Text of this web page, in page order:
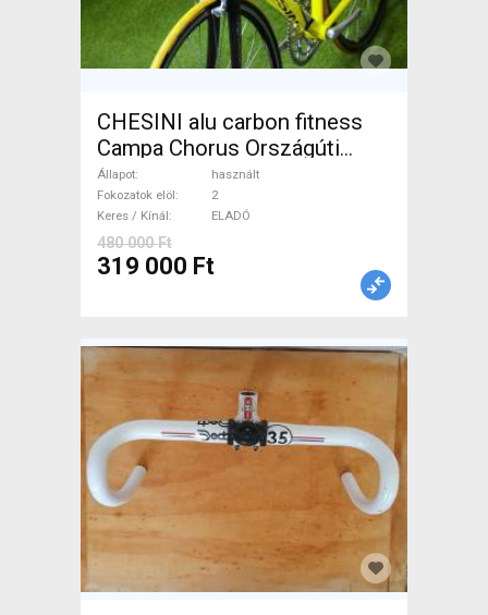
CHESINI alu carbon fitness
Campa Chorus Országúti
használt ELADÓ
Állapot
használt
Fokozatok elöl
2
Keres / Kínál
ELADÓ
480 000 Ft
319 000 Ft